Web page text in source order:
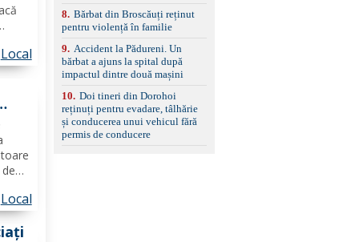
Local
Local
8. Bărbat din Broscăuți reținut
pentru violență în familie
9. Accident la Pădureni. Un
bărbat a ajuns la spital după
impactul dintre două mașini
10. Doi tineri din Dorohoi
reținuți pentru evadare, tâlhărie
și conducerea unui vehicul fără
permis de conducere